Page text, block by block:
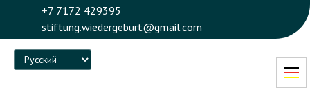
+7 7172 429395
stiftung.wiedergeburt@gmail.com
Language